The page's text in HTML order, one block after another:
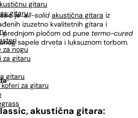
gitaru
gitaru
za nogu
za gitaru
gitaru
za gitaru
jeall-solid akustična gitara iz
izuzetno kvalitetnih gitara i
prednjom pločom od pune termo-cured
sapele drveta i luksuznom torbom.
akustična gitara: